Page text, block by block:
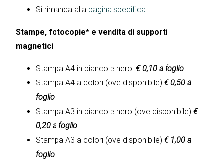
Si rimanda alla pagina specifica
Stampe, fotocopie* e vendita di supporti
magnetici
Stampa A4 in bianco e nero: € 0,10 a foglio
Stampa A4 a colori (ove disponibile) € 0,50 a
foglio
Stampa A3 in bianco e nero (ove disponibile) €
0,20 a foglio
Stampa A3 a colori (ove disponibile) € 1,00 a
foglio